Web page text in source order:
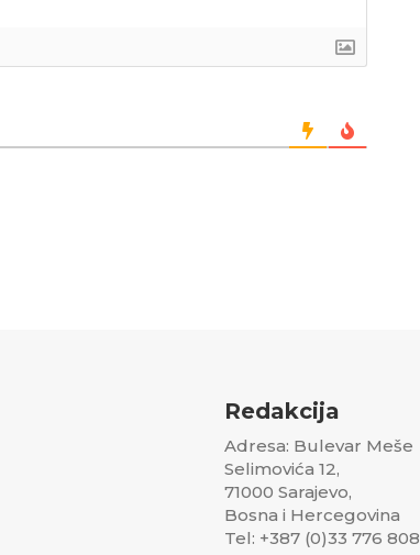
Redakcija
Adresa: Bulevar Meše
Selimovića 12,
71000 Sarajevo,
Bosna i Hercegovina
Tel: +387 (0)33 776 808